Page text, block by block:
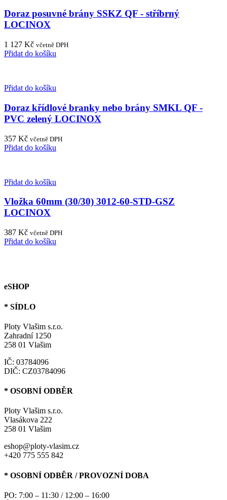
Doraz posuvné brány SSKZ QF - stříbrný
LOCINOX
1 127 Kč včetně DPH
Přidat do košíku
Přidat do košíku
Doraz křídlové branky nebo brány SMKL QF -
PVC zelený LOCINOX
357 Kč včetně DPH
Přidat do košíku
Přidat do košíku
Vložka 60mm (30/30) 3012-60-STD-GSZ
LOCINOX
387 Kč včetně DPH
Přidat do košíku
eSHOP
* SÍDLO
Ploty Vlašim s.r.o.
Zahradní 1250
258 01 Vlašim
IČ: 03784096
DIČ: CZ03784096
* OSOBNÍ ODBĚR
Ploty Vlašim s.r.o.
Vlasákova 222
258 01 Vlašim
eshop@ploty-vlasim.cz
+420 775 555 842
* OSOBNÍ ODBĚR / PROVOZNÍ DOBA
PO: 7:00 – 11:30 / 12:00 – 16:00